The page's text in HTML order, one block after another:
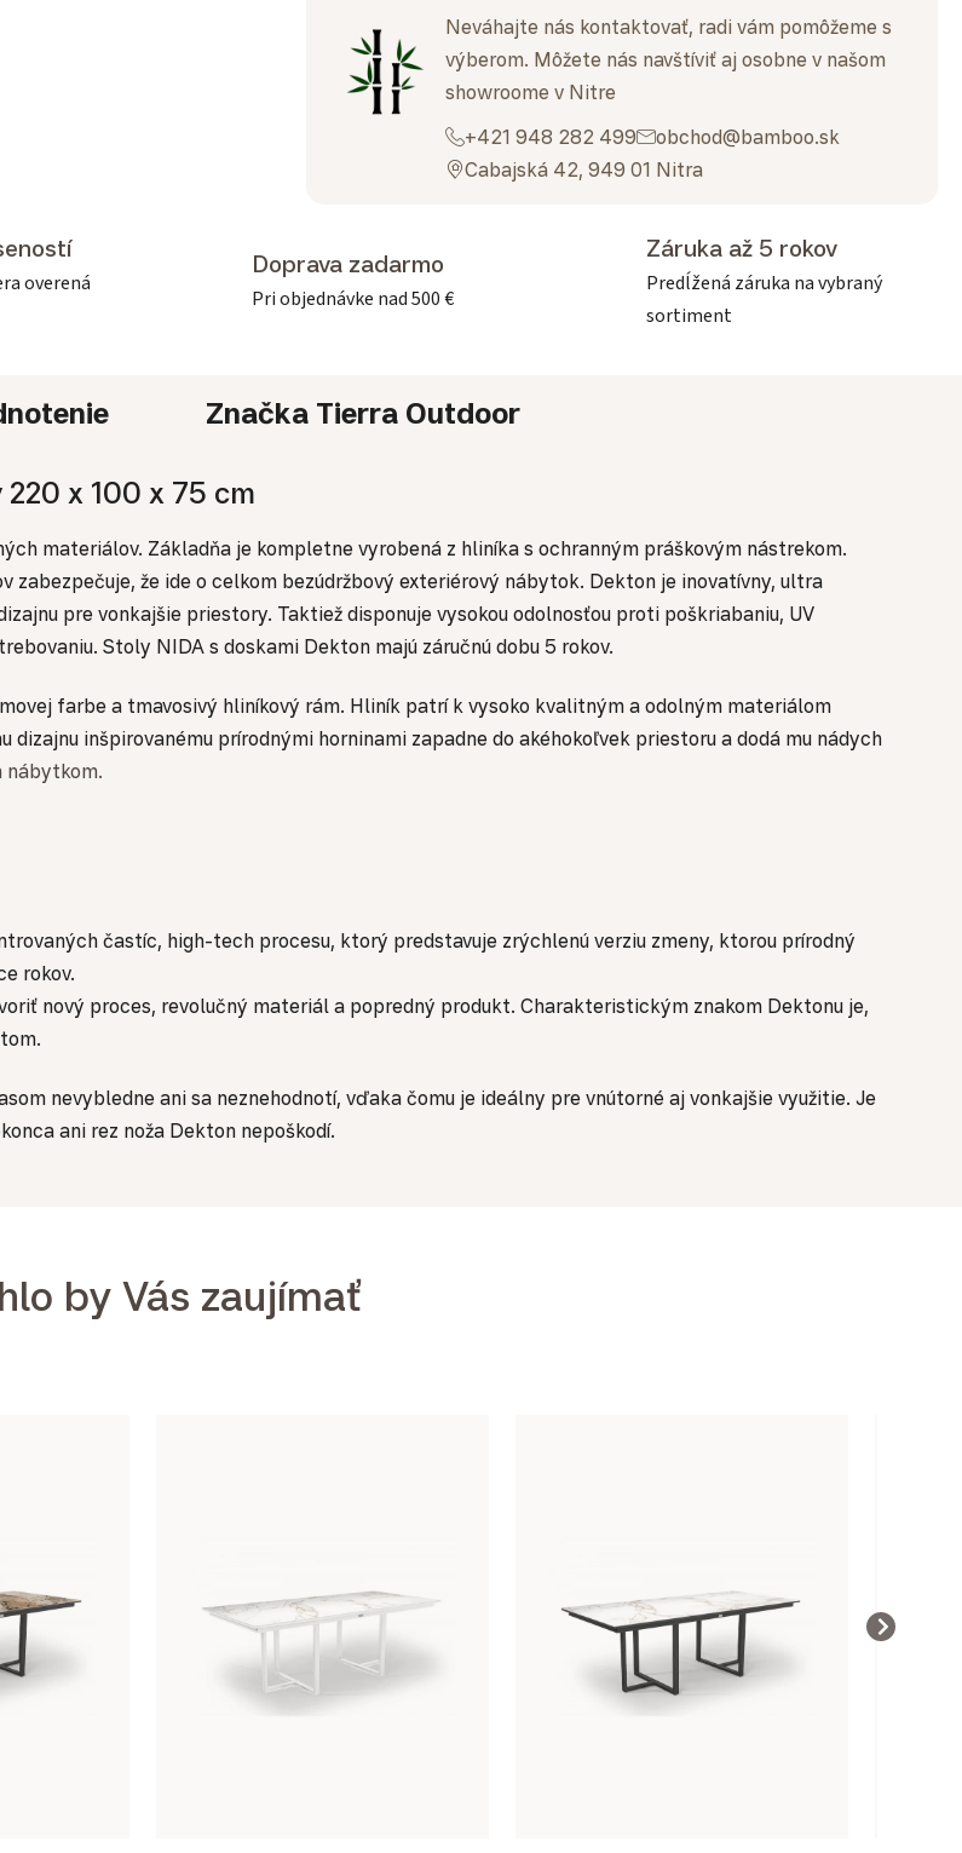
Neváhajte nás kontaktovať, radi vám pomôžeme s
výberom. Môžete nás navštíviť aj osobne v našom
showroome v Nitre
+421 948 282 499
obchod@bamboo.sk
Cabajská 42, 949 01 Nitra
overená
Doprava zadarmo
Pri objednávke nad 500 €
Záruka až 5 rokov
Predĺžená záruka na vybraný
sortiment
ZnačkaTierra Outdoor
x 100 x 75 cm
materiálov. Základňa je kompletne vyrobená z hliníka s ochranným práškovým nástrekom.
že ide o celkom bezúdržbový exteriérový nábytok. Dekton je inovatívny, ultra
pre vonkajšie priestory. Taktiež disponuje vysokou odolnosťou proti poškriabaniu, UV
Stoly NIDA s doskami Dekton majú záručnú dobu 5 rokov.
farbe a tmavosivý hliníkový rám. Hliník patrí k vysoko kvalitným a odolným materiálom
dizajnu inšpirovanému prírodnými horninami zapadne do akéhokoľvek priestoru a dodá mu nádych
nábytkom.
častíc, high-tech procesu, ktorý predstavuje zrýchlenú verziu zmeny, ktorou prírodný
rokov.
nový proces, revolučný materiál a popredný produkt. Charakteristickým znakom Dektonu je,
nevybledne ani sa neznehodnotí, vďaka čomu je ideálny pre vnútorné aj vonkajšie využitie. Je
ani rez noža Dekton nepoškodí.
by Vás zaujímať